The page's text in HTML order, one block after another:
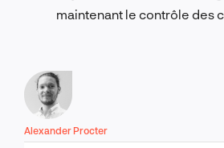
maintenant le contrôle des
Alexander Procter